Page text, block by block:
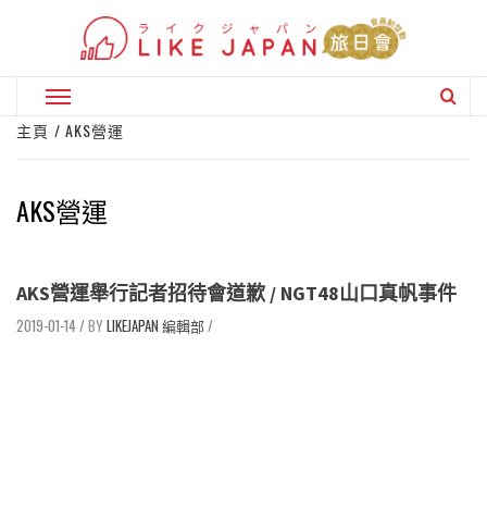
Primary
Menu
主頁 AKS營運
AKS營運
AKS營運舉行記者招待會道歉 / NGT48山口真帆事件
2019-01-14/ LIKEJAPAN 編輯部/